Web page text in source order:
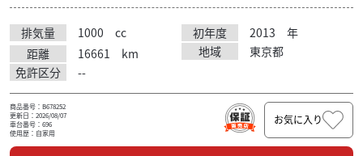
排気量 1000 cc 初年度 2013
年
距離
16661 km 地域
東京都
免許区分
--
商品番号：B678252
更新日：2026/08/07
車台番号：696
使用歴：自家用
お気に入り